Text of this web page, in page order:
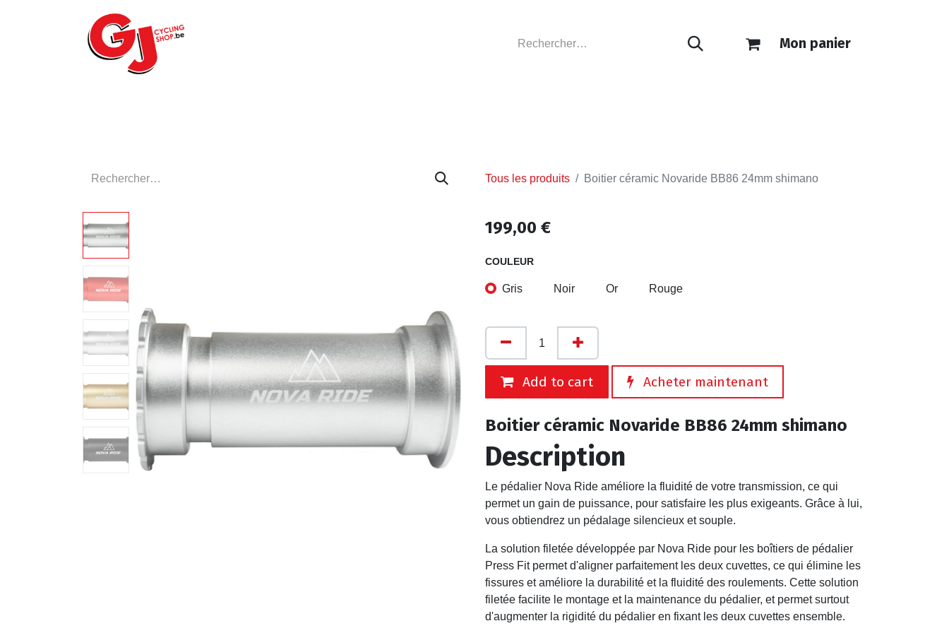
Mon panier
Tous les produits Boitier céramic Novaride BB86 24mm shimano
199,00 €
COULEUR
Gris Noir Or Rouge
Add to cart Acheter maintenant
Boitier céramic Novaride BB86 24mm shimano
Description
Le pédalier Nova Ride améliore la fluidité de votre transmission, ce qui
permet un gain de puissance, pour satisfaire les plus exigeants. Grâce à lui,
vous obtiendrez un pédalage silencieux et souple.
La solution filetée développée par Nova Ride pour les boîtiers de pédalier
Press Fit permet d'aligner parfaitement les deux cuvettes, ce qui élimine les
fissures et améliore la durabilité et la fluidité des roulements. Cette solution
filetée facilite le montage et la maintenance du pédalier, et permet surtout
d'augmenter la rigidité du pédalier en fixant les deux cuvettes ensemble.